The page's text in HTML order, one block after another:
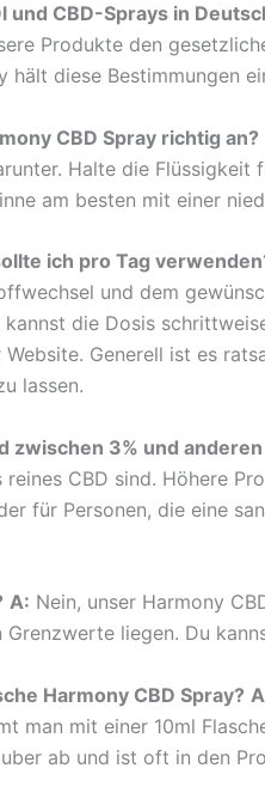
und CBD-Sprays in
Produkte den
hält diese Bestimmungen
CBD Spray richtig an?
Halte die
am besten mit einer
ich pro Tag
und dem
die Dosis
Generell ist es
lassen.
zwischen 3% und
reines CBD sind. Höhere
für Personen, die eine
A: Nein, unser Harmony
liegen. Du
Harmony CBD Spray?
man mit einer 10ml
ab und ist oft in den